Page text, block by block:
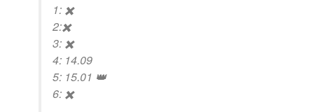
1: ✖️
2:✖️
3: ✖️
4: 14.09
5: 15.01 👑
6: ✖️